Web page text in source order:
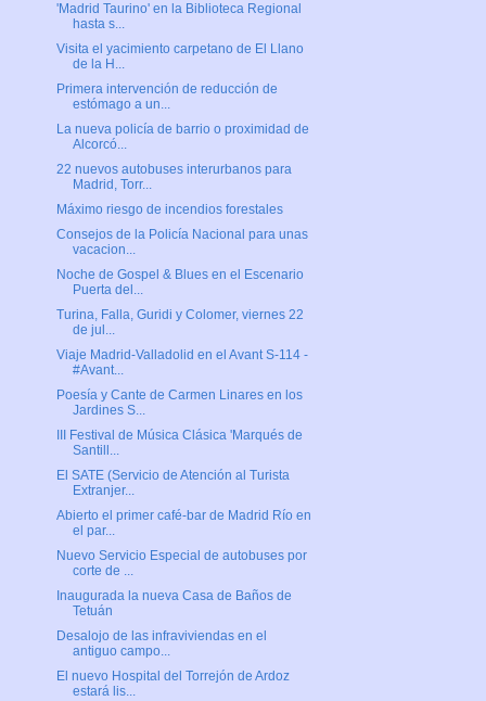
'Madrid Taurino' en la Biblioteca Regional
hasta s...
Visita el yacimiento carpetano de El Llano
de la H...
Primera intervención de reducción de
estómago a un...
La nueva policía de barrio o proximidad de
Alcorcó...
22 nuevos autobuses interurbanos para
Madrid, Torr...
Máximo riesgo de incendios forestales
Consejos de la Policía Nacional para unas
vacacion...
Noche de Gospel & Blues en el Escenario
Puerta del...
Turina, Falla, Guridi y Colomer, viernes 22
de jul...
Viaje Madrid-Valladolid en el Avant S-114 -
#Avant...
Poesía y Cante de Carmen Linares en los
Jardines S...
III Festival de Música Clásica 'Marqués de
Santill...
El SATE (Servicio de Atención al Turista
Extranjer...
Abierto el primer café-bar de Madrid Río en
el par...
Nuevo Servicio Especial de autobuses por
corte de ...
Inaugurada la nueva Casa de Baños de
Tetuán
Desalojo de las infraviviendas en el
antiguo campo...
El nuevo Hospital del Torrejón de Ardoz
estará lis...